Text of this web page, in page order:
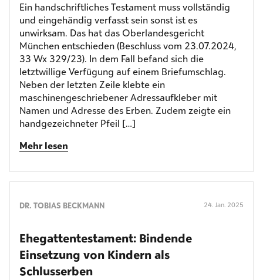
Ein handschriftliches Testament muss vollständig
und eingehändig verfasst sein sonst ist es
unwirksam. Das hat das Oberlandesgericht
München entschieden (Beschluss vom 23.07.2024,
33 Wx 329/23). In dem Fall befand sich die
letztwillige Verfügung auf einem Briefumschlag.
Neben der letzten Zeile klebte ein
maschinengeschriebener Adressaufkleber mit
Namen und Adresse des Erben. Zudem zeigte ein
handgezeichneter Pfeil […]
Mehr lesen
DR. TOBIAS BECKMANN 24. Jan. 2025
Ehegattentestament: Bindende
Einsetzung von Kindern als
Schlusserben